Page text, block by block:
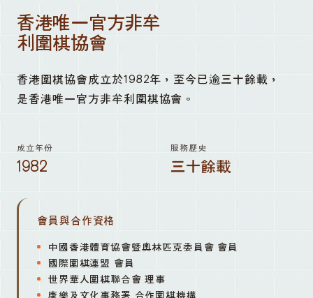
香港唯一官方非牟
利圍棋協會
香港圍棋協會成立於1982年，至今已逾三十餘載，
是香港唯一官方非牟利圍棋協會。
成立年份
1982
服務歷史
三十餘載
會員與合作資格
中國香港體育協會暨奧林匹克委員會 會員
國際圍棋連盟 會員
世界華人圍棋聯合會 理事
康樂及文化事務署 合作圍棋機構